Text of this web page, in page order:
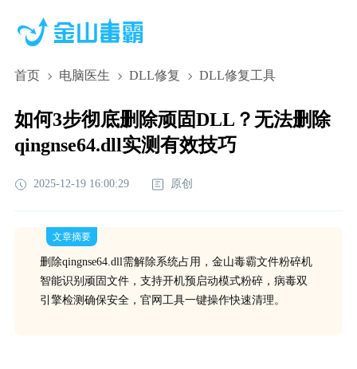
首页 电脑医生 DLL修复 DLL修复工具
如何3步彻底删除顽固DLL？无法删除
qingnse64.dll实测有效技巧
2025-12-19 16:00:29 原创
文章摘要
删除qingnse64.dll需解除系统占用，金山毒霸文件粉碎机
智能识别顽固文件，支持开机预启动模式粉碎，病毒双
引擎检测确保安全，官网工具一键操作快速清理。